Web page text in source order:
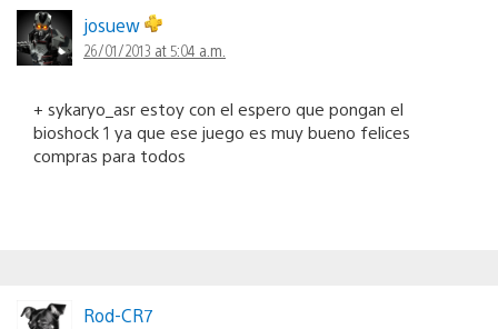
josuew
26/01/2013 at 5:04 a.m.
+ sykaryo_asr estoy con el espero que pongan el
bioshock 1 ya que ese juego es muy bueno felices
compras para todos
Rod-CR7